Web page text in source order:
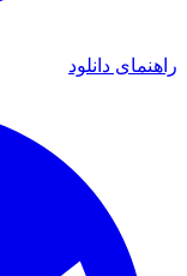
راهنمای دانلود